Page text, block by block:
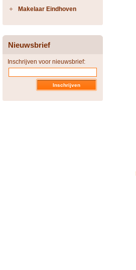
Makelaar Eindhoven
Nieuwsbrief
Inschrijven voor nieuwsbrief: